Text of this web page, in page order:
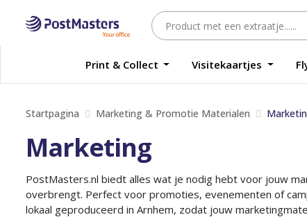
Print & Collect Visitekaartjes
Startpagina Marketing & Promotie Materialen
Marketing
PostMasters.nl biedt alles wat je nodig hebt voor jouw
overbrengt. Perfect voor promoties, evenementen of
lokaal geproduceerd in Arnhem, zodat jouw